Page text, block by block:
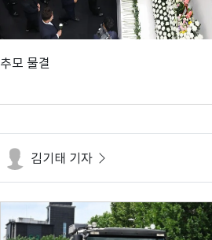
추모 물결
김기태 기자